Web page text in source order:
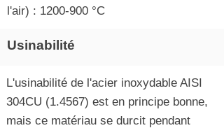
l'air) : 1200-900 °C
Usinabilité
L'usinabilité de l'acier inoxydable AISI
304CU (1.4567) est en principe bonne,
mais ce matériau se durcit pendant